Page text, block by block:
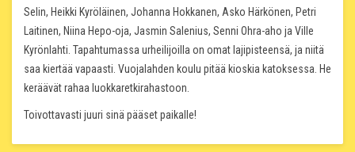
Selin, Heikki Kyröläinen, Johanna Hokkanen, Asko Härkönen, Petri
Laitinen, Niina Hepo-oja, Jasmin Salenius, Senni Ohra-aho ja Ville
Kyrönlahti. Tapahtumassa urheilijoilla on omat lajipisteensä, ja niitä
saa kiertää vapaasti. Vuojalahden koulu pitää kioskia katoksessa. He
keräävät rahaa luokkaretkirahastoon.
Toivottavasti juuri sinä pääset paikalle!